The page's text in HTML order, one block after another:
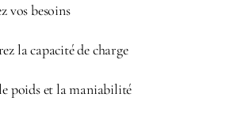
vos besoins
la capacité de charge
poids et la maniabilité